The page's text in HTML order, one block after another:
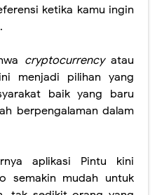
ketika kamu ingin
cryptocurrency atau
menjadi pilihan yang
baik yang baru
berpengalaman dalam
aplikasi Pintu kini
semakin mudah untuk